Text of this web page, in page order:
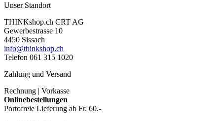
Unser Standort
THINKshop.ch CRT AG
Gewerbestrasse 10
4450 Sissach
info@thinkshop.ch
Telefon 061 315 1020
Zahlung und Versand
Rechnung | Vorkasse
Onlinebestellungen
Portofreie Lieferung ab Fr. 60.-